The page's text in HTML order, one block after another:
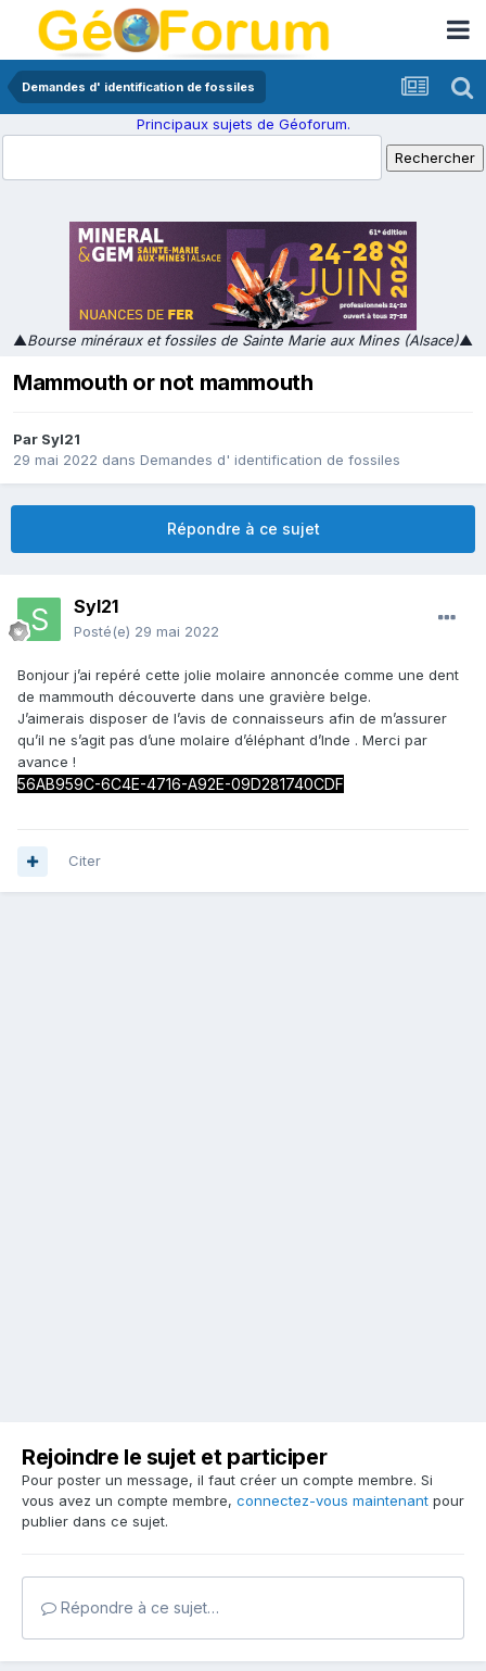
Demandes d' identification de fossiles
Principaux sujets de Géoforum.
▲Bourse minéraux et fossiles de Sainte Marie aux Mines (Alsace)▲
Mammouth or not mammouth
Par Syl21
29 mai 2022 dans Demandes d' identification de fossiles
Répondre à ce sujet
Syl21
Posté(e) 29 mai 2022
Bonjour j’ai repéré cette jolie molaire annoncée comme une dent
de mammouth découverte dans une gravière belge.
J’aimerais disposer de l’avis de connaisseurs afin de m’assurer
qu’il ne s’agit pas d’une molaire d’éléphant d’Inde . Merci par
avance !
56AB959C-6C4E-4716-A92E-09D281740CDF
Citer
Rejoindre le sujet et participer
Pour poster un message, il faut créer un compte membre. Si
vous avez un compte membre, connectez-vous maintenant pour
publier dans ce sujet.
Répondre à ce sujet…